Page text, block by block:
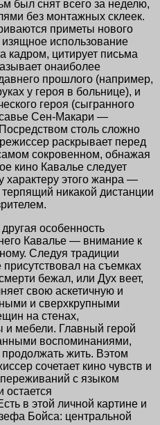
был снят всего за неделю,
без монтажных склеек.
приметы нового
использование
кадром, цитирует письма
онаиболее
прошлого (например,
у героя в больнице), и
героя (сыгранного
Сен-Макари —
столь сложно
раскрывает перед
сокровенном, обнажая
кино Кавалье следует
характеру этого жанра —
никакой дистанции
особенность
Кавалье — внимание к
Следуя традиции
на съемках
бежал, или Дух веет,
свою аскетичную и
и сверхкрупными
на стенах,
и мебели. Главный герой
воспоминаниями,
жить. Вэтом
сочетает кино чувств и
с языком
остается
в этой личной картине и
Бойса: центральной